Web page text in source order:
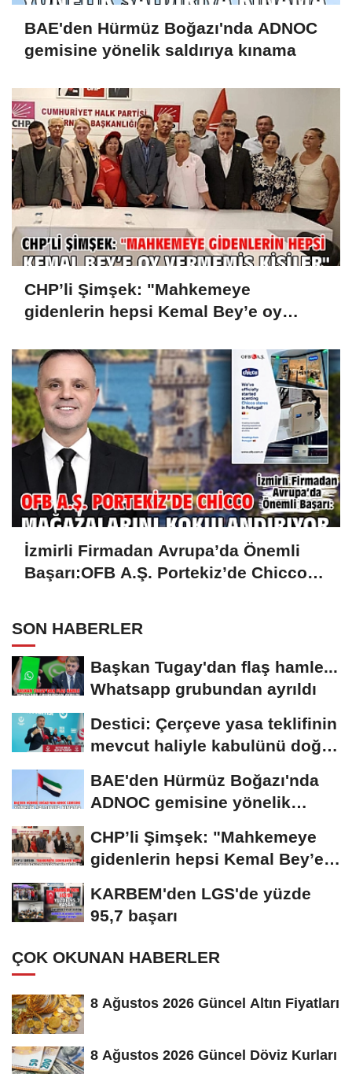
BAE'den Hürmüz Boğazı'nda ADNOC
gemisine yönelik saldırıya kınama
CHP’li Şimşek: "Mahkemeye
gidenlerin hepsi Kemal Bey’e oy
İzmirli Firmadan Avrupa’da Önemli
Başarı:OFB A.Ş. Portekiz’de Chicco
SON HABERLER
Başkan Tugay'dan flaş hamle...
Whatsapp grubundan ayrıldı
Destici: Çerçeve yasa teklifinin
mevcut haliyle kabulünü doğru
BAE'den Hürmüz Boğazı'nda
ADNOC gemisine yönelik
CHP’li Şimşek: "Mahkemeye
gidenlerin hepsi Kemal Bey’e
KARBEM'den LGS'de yüzde
95,7 başarı
ÇOK OKUNAN HABERLER
8 Ağustos 2026 Güncel Altın Fiyatları
8 Ağustos 2026 Güncel Döviz Kurları